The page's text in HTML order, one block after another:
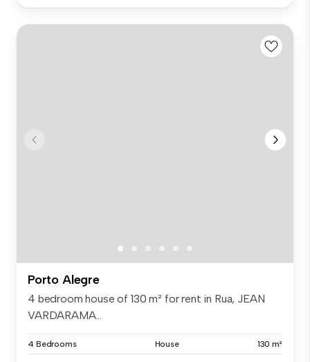
Porto Alegre
4 bedroom house of 130 m² for rent in Rua, JEAN
VARDARAMA...
4 Bedrooms House 130 m²